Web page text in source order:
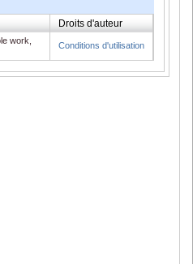
Droits d'auteur
work,
Conditions d'utilisation